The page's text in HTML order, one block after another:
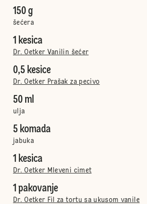
150 g
šećera
1 kesica
Dr. Oetker Vanilin šećer
0,5 kesice
Dr. Oetker Prašak za pecivo
50 ml
ulja
5 komada
jabuka
1 kesica
Dr. Oetker Mleveni cimet
1 pakovanje
Dr. Oetker Fil za tortu sa ukusom vanile